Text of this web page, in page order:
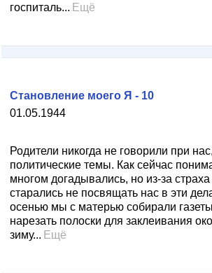
госпиталь... Ещё
01.05.1944
Становление моего Я - 10
Родители никогда не говорили при
политические темы. Как сейчас
многом догадывались, но из-за
старались не посвящать нас в эти
осенью мы с матерью собирали
нарезать полоски для заклеивания
зиму... Ещё